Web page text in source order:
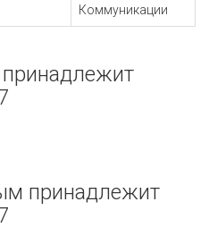
Коммуникации
принадлежит